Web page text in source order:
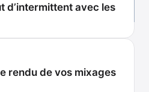
d’intermittent avec les
rendu de vos mixages